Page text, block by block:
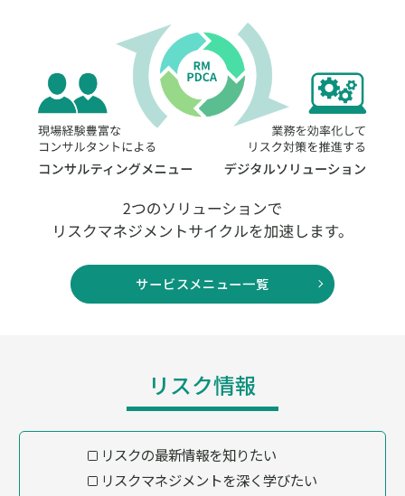
サービスメニュー一覧
リスク情報
リスクの最新情報を知りたい
リスクマネジメントを深く学びたい